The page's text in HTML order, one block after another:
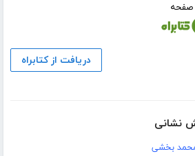
دریافت از کتابراه
نشانی
بخشی